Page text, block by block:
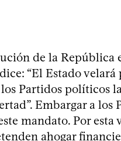
de la República
“El Estado velará
los Partidos políticos
Embargar a los
mandato. Por esta
ahogar